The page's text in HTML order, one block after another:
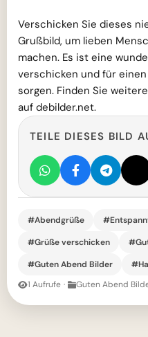
Verschicken Sie dieses
Grußbild, um lieben
machen. Es ist eine
verschicken und für
sorgen. Finden Sie
auf debilder.net.
TEILE DIESES BILD
#Abendgrüße
#Grüße verschicken
#Guten Abend Bilder
1 Aufrufe · Guten Abend